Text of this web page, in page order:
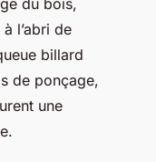
du bois,
l’abri de
billard
de ponçage,
une